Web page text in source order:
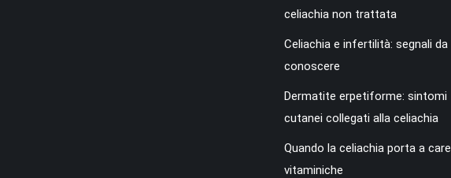
celiachia non trattata
Celiachia e infertilità: segnali da
conoscere
Dermatite erpetiforme: sintomi
cutanei collegati alla celiachia
Quando la celiachia porta a
vitaminiche